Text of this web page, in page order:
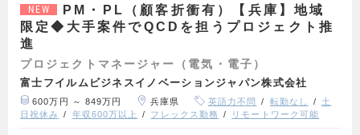
NEW
PM・PL（顧客折衝有）【兵庫】地域
限定◆大手案件でQCDを担うプロジェクト推
進
プロジェクトマネージャー（電気・電子）
富士フイルムビジネスイノベーションジャパン株式会社
600万円 ～ 849万円 兵庫県 英語力不問 転勤なし
土
日祝休み
年収600万以上 フレックス勤務 リモートワーク可能